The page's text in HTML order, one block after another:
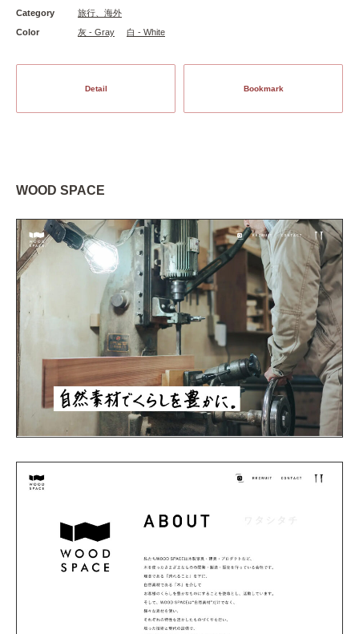
Category
旅行、海外
Color
灰 - Gray 白 - White
Detail Bookmark
WOOD SPACE